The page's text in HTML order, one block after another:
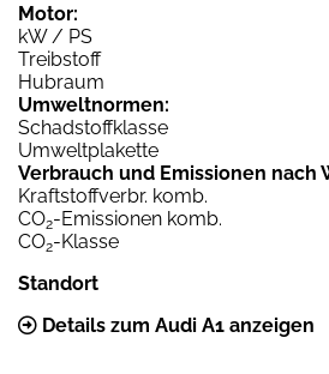
Motor:
kW / PS
Treibstoff
Hubraum
Umweltnormen:
Schadstoffklasse
Umweltplakette
Verbrauch und Emissionen nach
Kraftstoffverbr. komb.
CO2-Emissionen komb.
CO2-Klasse
Standort
Details zum Audi A1 anzeigen